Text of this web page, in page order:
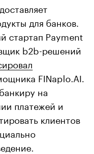
для банков.
стартап Payment
b2b-решений
FINaplo.AI.
на
платежей и
клиентов